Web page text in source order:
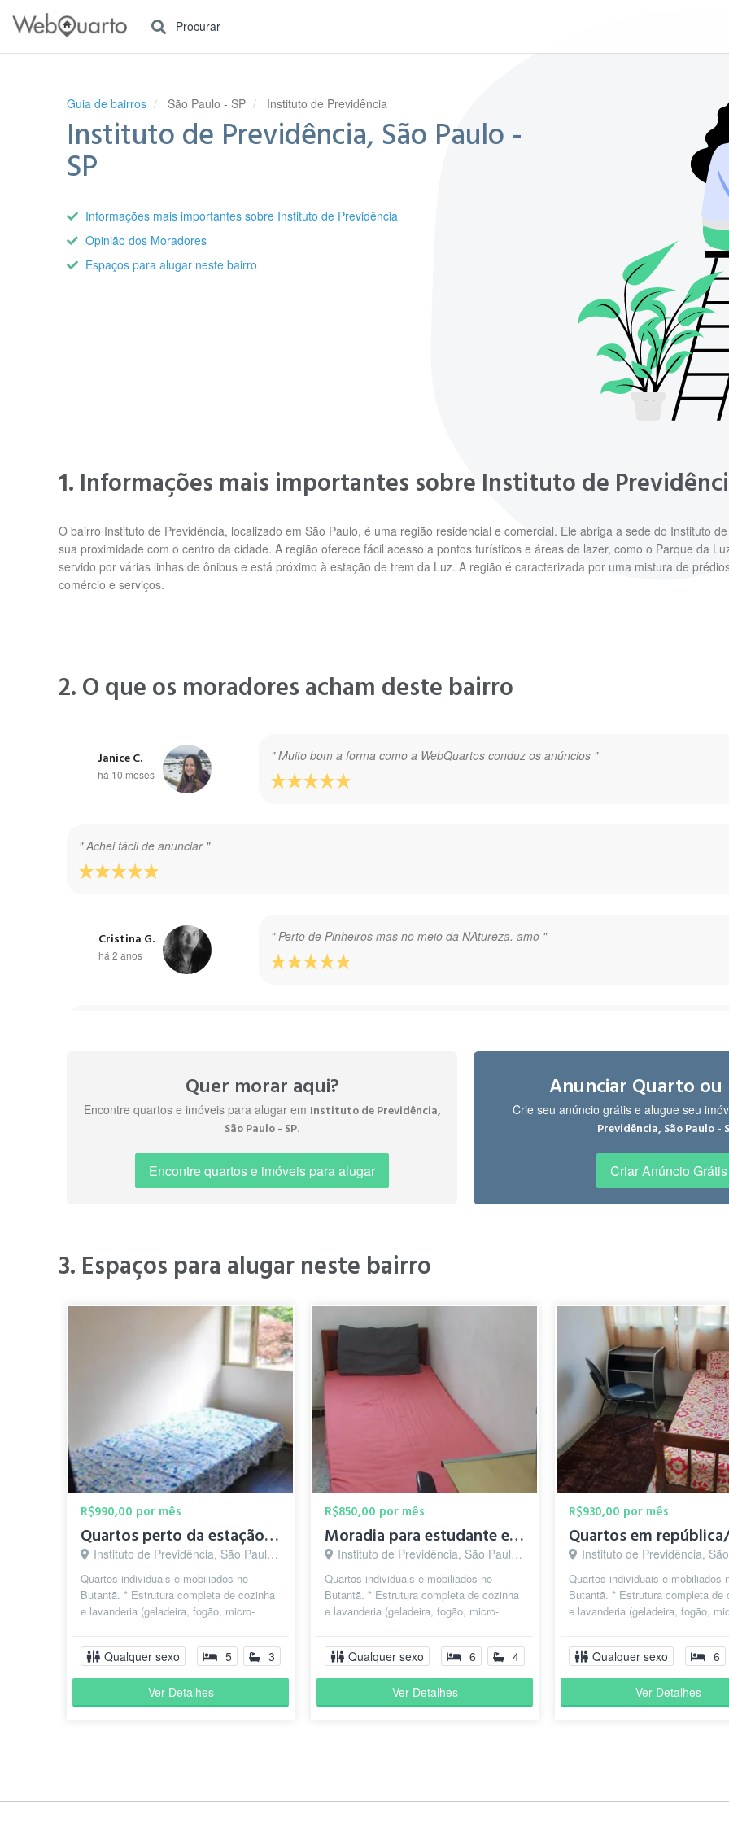
Procurar
Guia de bairros São Paulo - SP Instituto de Previdência
Instituto de Previdência, São Paulo -
SP
Informações mais importantes sobre Instituto de Previdência
Opinião dos Moradores
Espaços para alugar neste bairro
1. Informações mais importantes sobre Instituto de
O bairro Instituto de Previdência, localizado em São Paulo, é uma região residencial e comercial. Ele abriga a sede do Instituto
sua proximidade com o centro da cidade. A região oferece fácil acesso a pontos turísticos e áreas de lazer, como o Parque da
servido por várias linhas de ônibus e está próximo à estação de trem da Luz. A região é caracterizada por uma mistura de
comércio e serviços.
2. O que os moradores acham deste bairro
" Muito bom a forma como a WebQuartos conduz os anúncios "
Janice C.
há 10 meses
" Achei fácil de anunciar "
" Perto de Pinheiros mas no meio da NAtureza. amo "
Cristina G.
há 2 anos
" o Instituto de Previdência é um bairro tranquilo, arborizado e delicioso de se morar.
mercados, postos de gasolina, farmácias, hospitais, restaurantes, shoppings... e, ao
pássaros. "
há 4 anos
" Bairro Muito tranquilo. Comércios de todos os tipos próximo e acesso fácil ao transporte
" E muito bom e tranquilo "
Quer morar aqui?
Encontre quartos e imóveis para alugar em Instituto de Previdência,
São Paulo - SP.
Encontre quartos e imóveis para alugar
Anunciar Quarto ou
Crie seu anúncio grátis e alugue seu
Previdência, São Paulo -
Criar Anúncio Grátis
3. Espaços para alugar neste bairro
R$990,00 por mês
Quartos perto da estação SP Morumbi
Instituto de Previdência, São Paulo - SP
Quartos individuais e mobiliados no
Butantã. * Estrutura completa de cozinha
e lavanderia (geladeira, fogão, micro-
Qualquer sexo 5 3
Ver Detalhes
R$850,00 por mês
Moradia para estudante e trabalhadores em SP perto do Metrô
Instituto de Previdência, São Paulo - SP
Quartos individuais e mobiliados no
Butantã. * Estrutura completa de cozinha
e lavanderia (geladeira, fogão, micro-
Qualquer sexo 6 4
Ver Detalhes
R$930,00 por mês
Instituto de Previdência, São
Quartos individuais e mobiliados
Butantã. * Estrutura completa de
e lavanderia (geladeira, fogão,
Qualquer sexo 6
Ver Detalhes